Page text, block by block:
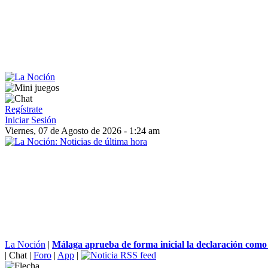
Regístrate
Iniciar Sesión
Viernes, 07 de Agosto de 2026 - 1:24 am
La Noción | Málaga aprueba de forma inicial la declaración
| Chat | Foro | App |